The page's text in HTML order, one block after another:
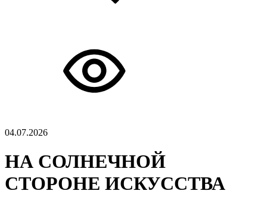
04.07.2026
НА СОЛНЕЧНОЙ
СТОРОНЕ ИСКУССТВА